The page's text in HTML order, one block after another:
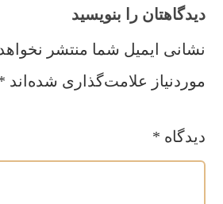
دیدگاهتان را بنویسید
نشانی ایمیل شما منتشر
موردنیاز علامت‌گذاری شده‌اند
دیدگاه *